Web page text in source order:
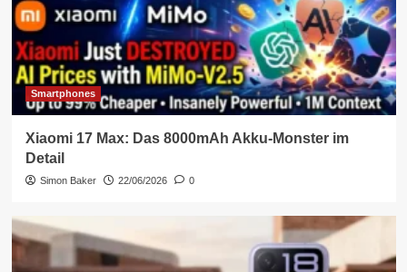
Smartphones
Xiaomi 17 Max: Das 8000mAh Akku-Monster im
Detail
Simon Baker 22/06/2026 0